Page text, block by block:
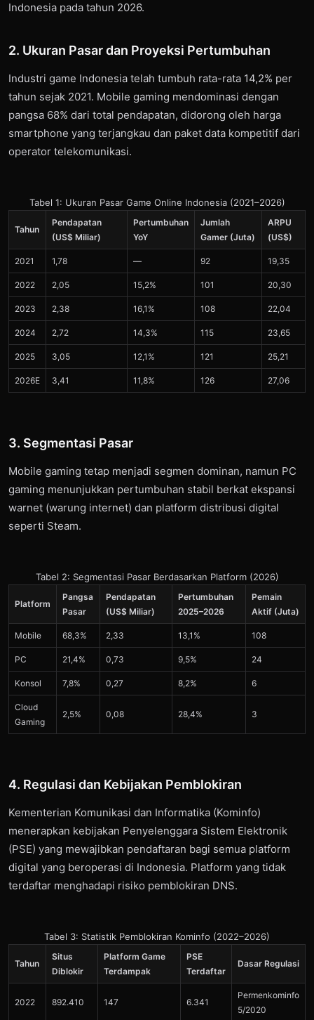
Indonesia pada tahun 2026.
2. Ukuran Pasar dan Proyeksi Pertumbuhan
Industri game Indonesia telah tumbuh rata-rata 14,2% per
tahun sejak 2021. Mobile gaming mendominasi dengan
pangsa 68% dari total pendapatan, didorong oleh harga
smartphone yang terjangkau dan paket data kompetitif dari
operator telekomunikasi.
Tabel 1: Ukuran Pasar Game Online Indonesia (2021–2026)
Tahun
Pendapatan
(US$ Miliar)
Pertumbuhan
YoY
Jumlah
Gamer (Juta)
ARPU
(US$)
2021 1,78 — 92 19,35
2022 2,05 15,2% 101 20,30
2023 2,38 16,1% 108 22,04
2024 2,72 14,3% 115 23,65
2025 3,05 12,1% 121 25,21
2026E 3,41 11,8% 126 27,06
3. Segmentasi Pasar
Mobile gaming tetap menjadi segmen dominan, namun PC
gaming menunjukkan pertumbuhan stabil berkat ekspansi
warnet (warung internet) dan platform distribusi digital
seperti Steam.
Tabel 2: Segmentasi Pasar Berdasarkan Platform (2026)
Platform
Pangsa
Pasar
Pendapatan
(US$ Miliar)
Pertumbuhan
2025–2026
Pemain
Aktif (Juta)
Mobile 68,3% 2,33 13,1% 108
PC 21,4% 0,73 9,5% 24
Konsol 7,8% 0,27 8,2% 6
Cloud
Gaming
2,5% 0,08 28,4% 3
4. Regulasi dan Kebijakan Pemblokiran
Kementerian Komunikasi dan Informatika (Kominfo)
menerapkan kebijakan Penyelenggara Sistem Elektronik
(PSE) yang mewajibkan pendaftaran bagi semua platform
digital yang beroperasi di Indonesia. Platform yang tidak
terdaftar menghadapi risiko pemblokiran DNS.
Tabel 3: Statistik Pemblokiran Kominfo (2022–2026)
Tahun
Situs
Diblokir
Platform Game
Terdampak
PSE
Terdaftar
Dasar Regulasi
2022 892.410 147 6.341
Permenkominfo
5/2020